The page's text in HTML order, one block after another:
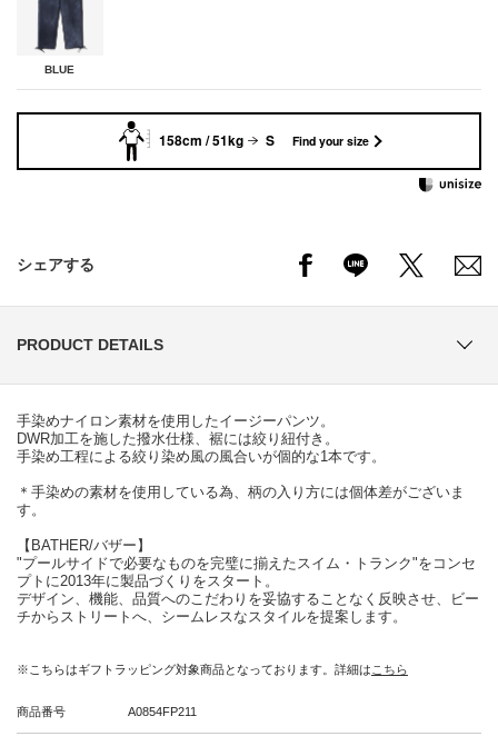
BLUE
158cm / 51kg S Find your size
シェアする
PRODUCT DETAILS
手染めナイロン素材を使用したイージーパンツ。
DWR加工を施した撥水仕様、裾には絞り紐付き。
手染め工程による絞り染め風の風合いが個的な1本です。
＊手染めの素材を使用している為、柄の入り方には個体差がございま
す。
【BATHER/バザー】
"プールサイドで必要なものを完璧に揃えたスイム・トランク"をコンセ
プトに2013年に製品づくりをスタート。
デザイン、機能、品質へのこだわりを妥協することなく反映させ、ビー
チからストリートへ、シームレスなスタイルを提案します。
※こちらはギフトラッピング対象商品となっております。詳細は こちら
商品番号 A0854FP211